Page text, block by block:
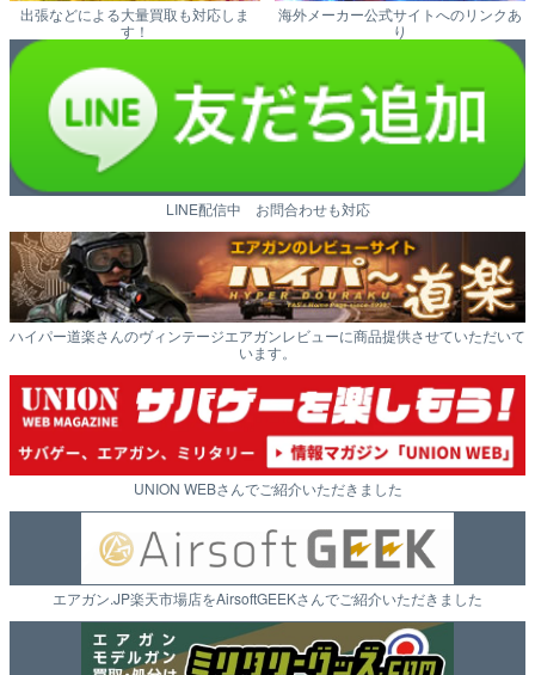
出張などによる大量買取も対応しま
す！
海外メーカー公式サイトへのリンクあ
り
LINE配信中 お問合わせも対応
ハイパー道楽さんのヴィンテージエアガンレビューに商品提供させていただいて
います。
UNION WEBさんでご紹介いただきました
エアガン.JP楽天市場店をAirsoftGEEKさんでご紹介いただきました